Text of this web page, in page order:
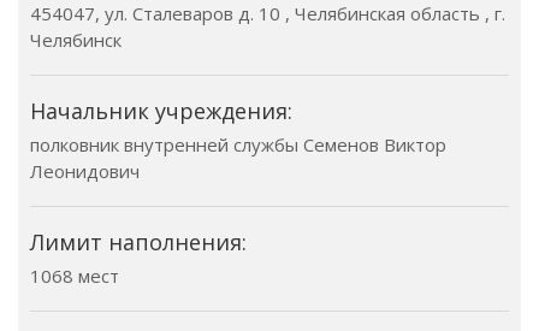
454047, ул. Сталеваров д. 10 , Челябинская область , г.
Челябинск
Начальник учреждения:
полковник внутренней службы Семенов Виктор
Леонидович
Лимит наполнения:
1068 мест